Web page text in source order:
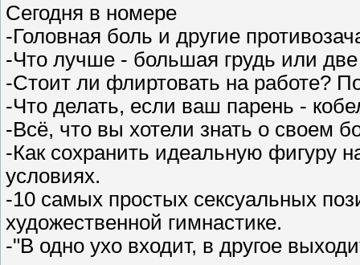
Сегодня в номере
-Головная боль и другие
-Что лучше - большая грудь или
-Стоит ли флиртовать на работе?
-Что делать, если ваш парень -
-Всё, что вы хотели знать о своем
-Как сохранить идеальную фигуру
условиях.
-10 самых простых сексуальных
художественной гимнастике.
-"В одно ухо входит, в другое